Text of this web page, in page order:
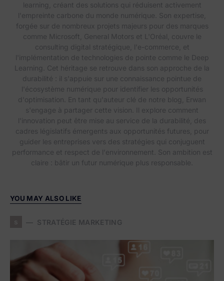
learning, créant des solutions qui réduisent activement
l'empreinte carbone du monde numérique. Son expertise,
forgée sur de nombreux projets majeurs pour des marques
comme Microsoft, General Motors et L'Oréal, couvre le
consulting digital stratégique, l'e-commerce, et
l'implémentation de technologies de pointe comme le Deep
Learning. Cet héritage se retrouve dans son approche de la
durabilité : il s'appuie sur une connaissance pointue de
l'écosystème numérique pour identifier les opportunités
d'optimisation. En tant qu'auteur clé de notre blog, Erwan
s'engage à partager cette vision. Il explore comment
l'innovation peut être mise au service de la durabilité, des
cadres législatifs émergents aux opportunités futures, pour
guider les entreprises vers des stratégies qui conjuguent
performance et respect de l'environnement. Son ambition est
claire : bâtir un futur numérique plus responsable.
YOU MAY ALSO LIKE
STRATÉGIE MARKETING